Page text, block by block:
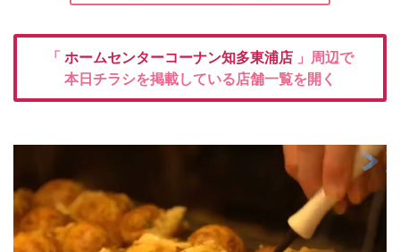
「 ホームセンターコーナン知多東浦店 」周辺で
本日チラシを掲載している店舗一覧を開く